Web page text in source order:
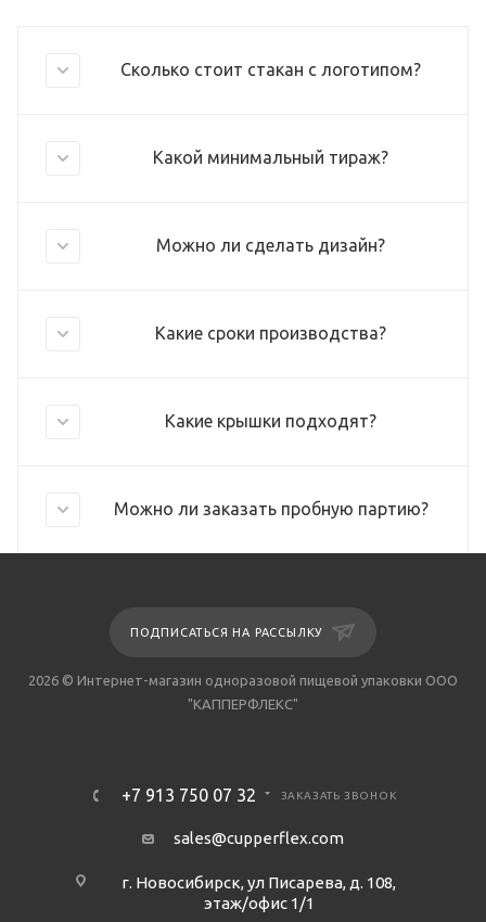
Сколько стоит стакан с логотипом?
Какой минимальный тираж?
Можно ли сделать дизайн?
Какие сроки производства?
Какие крышки подходят?
Можно ли заказать пробную партию?
ПОДПИСАТЬСЯ НА РАССЫЛКУ
2026 © Интернет-магазин одноразовой пищевой упаковки ООО
"КАППЕРФЛЕКС"
+7 913 750 07 32 ЗАКАЗАТЬ ЗВОНОК
sales@cupperflex.com
г. Новосибирск, ул Писарева, д. 108,
этаж/офис 1/1